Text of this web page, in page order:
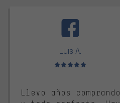
Luis A.
Valoración media: 5 de 5
Llevo años comprando